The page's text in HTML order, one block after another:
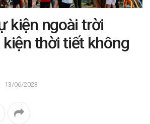
kiện ngoài trời
thời tiết không
13/06/2023